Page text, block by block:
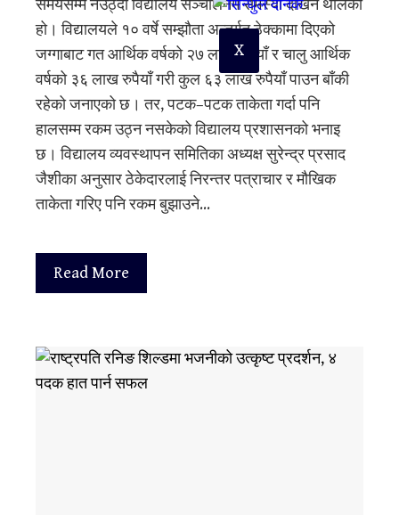
X
समयसम्म नउठ्दा विद्यालय सञ्चालनमै समस्या देखिन थालेको
हो। विद्यालयले १० वर्षे सम्झौता अन्तर्गत ठेक्कामा दिएको
जग्गाबाट गत आर्थिक वर्षको २७ लाख रुपैयाँ र चालु आर्थिक
वर्षको ३६ लाख रुपैयाँ गरी कुल ६३ लाख रुपैयाँ पाउन बाँकी
रहेको जनाएको छ। तर, पटक–पटक ताकेता गर्दा पनि
हालसम्म रकम उठ्न नसकेको विद्यालय प्रशासनको भनाइ
छ। विद्यालय व्यवस्थापन समितिका अध्यक्ष सुरेन्द्र प्रसाद
जैशीका अनुसार ठेकेदारलाई निरन्तर पत्राचार र मौखिक
ताकेता गरिए पनि रकम बुझाउने…
Read More